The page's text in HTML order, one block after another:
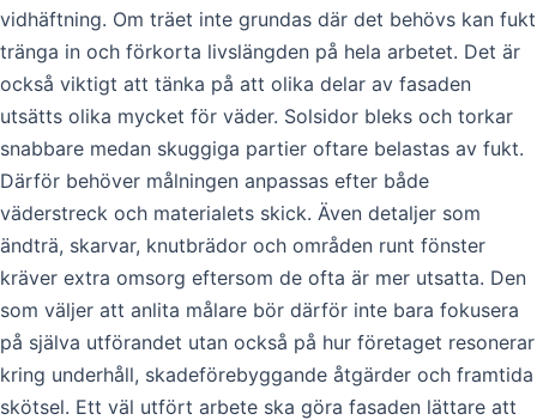
vidhäftning. Om träet inte grundas där det behövs kan fukt
tränga in och förkorta livslängden på hela arbetet. Det är
också viktigt att tänka på att olika delar av fasaden
utsätts olika mycket för väder. Solsidor bleks och torkar
snabbare medan skuggiga partier oftare belastas av fukt.
Därför behöver målningen anpassas efter både
väderstreck och materialets skick. Även detaljer som
ändträ, skarvar, knutbrädor och områden runt fönster
kräver extra omsorg eftersom de ofta är mer utsatta. Den
som väljer att anlita målare bör därför inte bara fokusera
på själva utförandet utan också på hur företaget resonerar
kring underhåll, skadeförebyggande åtgärder och framtida
skötsel. Ett väl utfört arbete ska göra fasaden lättare att